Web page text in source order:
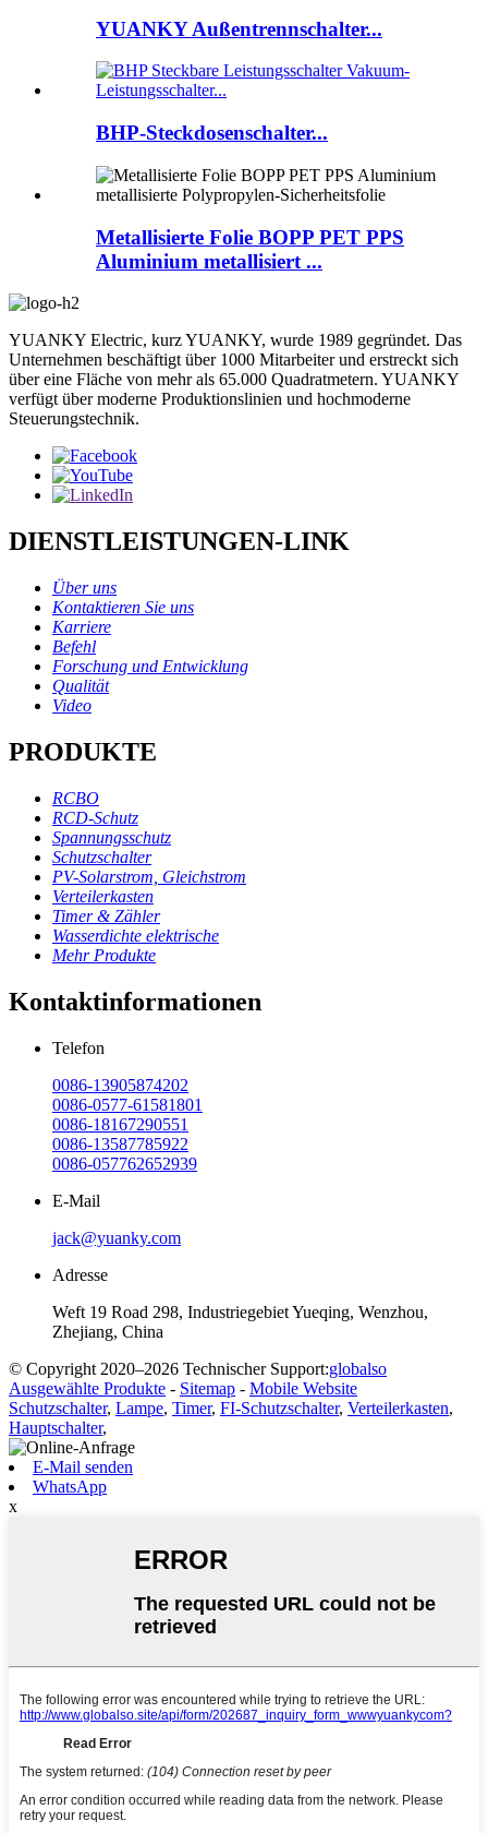
YUANKY Außentrennschalter...
BHP-Steckdosenschalter...
Metallisierte Folie BOPP PET PPS
Aluminium metallisiert ...
YUANKY Electric, kurz YUANKY, wurde 1989 gegründet. Das
Unternehmen beschäftigt über 1000 Mitarbeiter und erstreckt sich
über eine Fläche von mehr als 65.000 Quadratmetern. YUANKY
verfügt über moderne Produktionslinien und hochmoderne
Steuerungstechnik.
DIENSTLEISTUNGEN-LINK
Über uns
Kontaktieren Sie uns
Karriere
Befehl
Forschung und Entwicklung
Qualität
Video
PRODUKTE
RCBO
RCD-Schutz
Spannungsschutz
Schutzschalter
PV-Solarstrom, Gleichstrom
Verteilerkasten
Timer & Zähler
Wasserdichte elektrische
Mehr Produkte
Kontaktinformationen
Telefon
0086-13905874202
0086-0577-61581801
0086-18167290551
0086-13587785922
0086-057762652939
E-Mail
jack@yuanky.com
Adresse
Weft 19 Road 298, Industriegebiet Yueqing, Wenzhou,
Zhejiang, China
© Copyright 2020–2026 Technischer Support:globalso
Ausgewählte Produkte - Sitemap - Mobile Website
Schutzschalter, Lampe, Timer, FI-Schutzschalter, Verteilerkasten,
Hauptschalter,
E-Mail senden
WhatsApp
x